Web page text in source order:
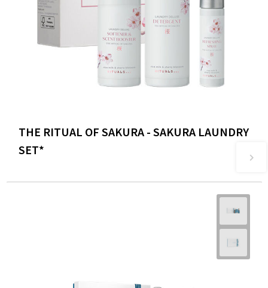
THE RITUAL OF SAKURA - SAKURA LAUNDRY
SET*